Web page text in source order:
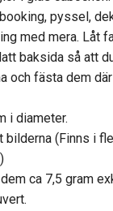
pyssel,
med mera. Låt
baksida så att
och fästa dem där
i diameter.
bilderna (Finns i
ca 7,5 gram